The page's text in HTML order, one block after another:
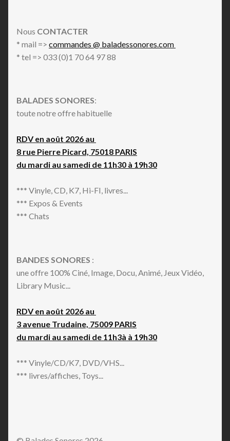
Nous CONTACTER
* mail => commandes @ baladessonores.com
* tel => 033 (0)1 70 64 97 88
BALADES SONORES:
toute notre offre habituelle
RDV en août 2026 au
8 rue Pierre Picard, 75018 PARIS
du mardi au samedi de 11h30 à 19h30
*** Vinyle, CD, K7, Hi-FI, livres...
*** Expos & Events
*** Chats
BANDES SONORES :
une offre 100% Ciné, Image, Docu, Animé, Jeux Vidéo,
Library Music...
RDV en août 2026 au
3 avenue Trudaine, 75009 PARIS
du mardi au samedi de 11h3à à 19h30
*** Vinyle/CD/K7, DVD/VHS...
*** livres/affiches, Toys...